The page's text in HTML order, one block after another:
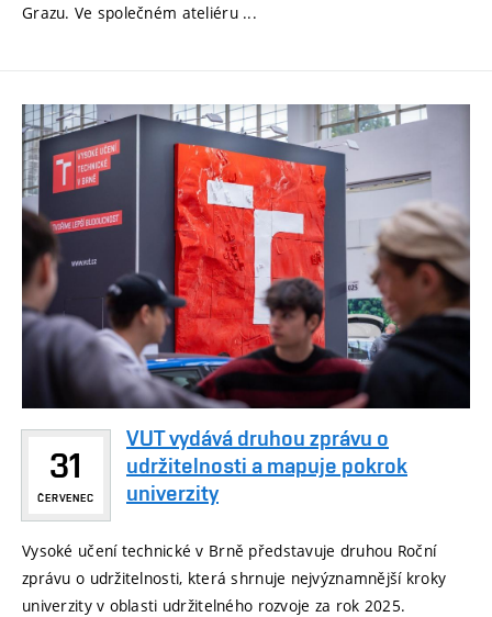
Grazu. Ve společném ateliéru ...
31
ČERVENEC
VUT vydává druhou zprávu o
udržitelnosti a mapuje pokrok
univerzity
Vysoké učení technické v Brně představuje druhou Roční
zprávu o udržitelnosti, která shrnuje nejvýznamnější kroky
univerzity v oblasti udržitelného rozvoje za rok 2025.